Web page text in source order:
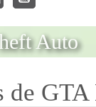
Auto
de GTA